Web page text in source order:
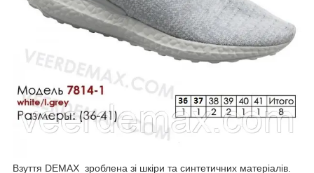
Взуття DEMAX зроблена зі шкіри та синтетичних матеріалів.